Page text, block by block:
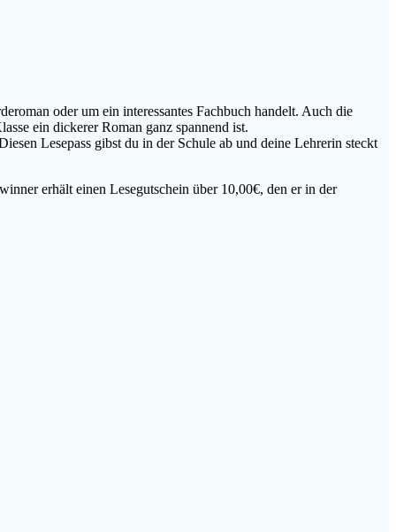
oder um ein interessantes Fachbuch handelt. Auch die
ein dickerer Roman ganz spannend ist.
Lesepass gibst du in der Schule ab und deine Lehrerin steckt
erhält einen Lesegutschein über 10,00€, den er in der